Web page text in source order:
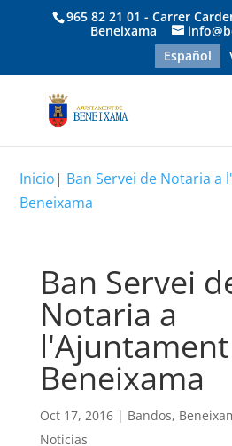
965 82 21 01 - Carrer
Beneixama
Español
Inicio| Ban Servei de Notaria a
Beneixama
Ban Servei
Notaria a
Beneixama
Oct 17, 2016| Bandos,
Noticias